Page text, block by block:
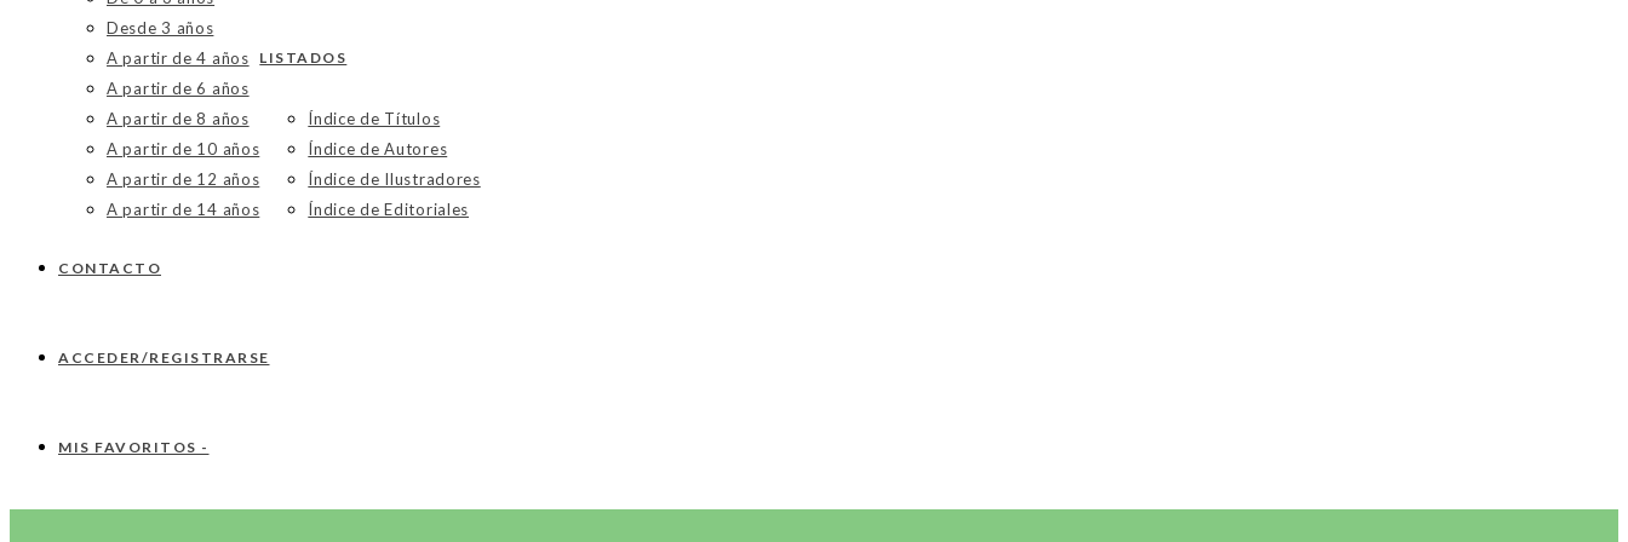
Desde 3 años
A partir de 4 años
A partir de 6 años
A partir de 8 años
A partir de 10 años
A partir de 12 años
A partir de 14 años
LISTADOS
Índice de Títulos
Índice de Autores
Índice de Ilustradores
Índice de Editoriales
CONTACTO
ACCEDER/REGISTRARSE
MIS FAVORITOS -